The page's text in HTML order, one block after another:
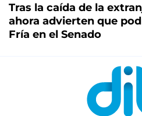
Tras la caída de la
ahora advierten que
Fría en el Senado